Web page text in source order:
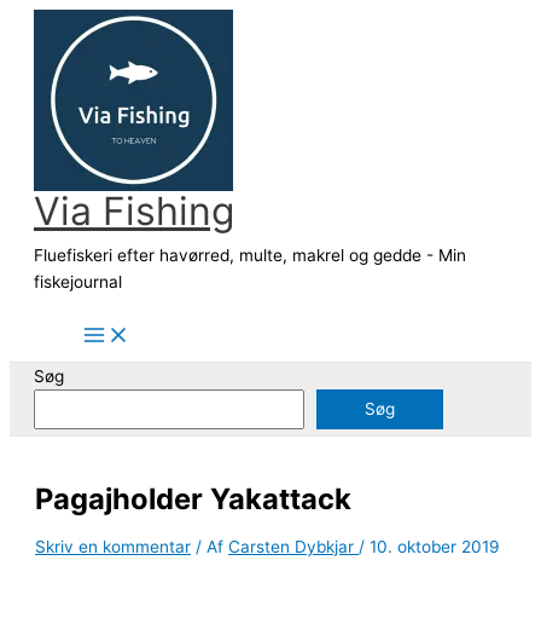
indholdet
Via Fishing
Fluefiskeri efter havørred, multe, makrel og gedde - Min
fiskejournal
Søg
Søg
Pagajholder Yakattack
Skriv en kommentar / AfCarsten Dybkjar/10. oktober 2019